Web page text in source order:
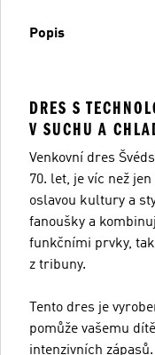
Popis
DRES S
V SUCHU A
Venkovní dres
70. let, je víc než
oslavou kultury a
fanoušky a
funkčními prvky,
z tribuny.
Tento dres je
pomůže vašemu
intenzivních